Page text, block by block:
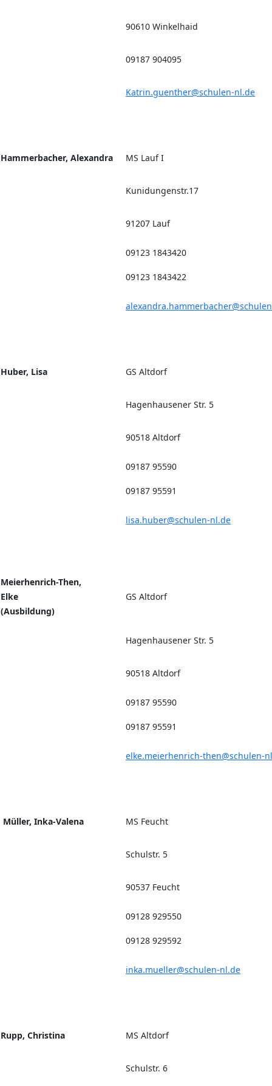
90610 Winkelhaid
09187 904095
Katrin.guenther@schulen-nl.de
Hammerbacher, Alexandra MS Lauf I
Kunidungenstr.17
91207 Lauf
09123 1843420
09123 1843422
Huber, Lisa GS Altdorf
Hagenhausener Str. 5
90518 Altdorf
09187 95590
09187 95591
lisa.huber@schulen-nl.de
Meierhenrich-Then,
Elke
(Ausbildung)
GS Altdorf
Hagenhausener Str. 5
90518 Altdorf
09187 95590
09187 95591
elke.meierhenrich-then@schulen-
Müller, Inka-Valena MS Feucht
Schulstr. 5
90537 Feucht
09128 929550
09128 929592
inka.mueller@schulen-nl.de
Rupp, Christina MS Altdorf
Schulstr. 6